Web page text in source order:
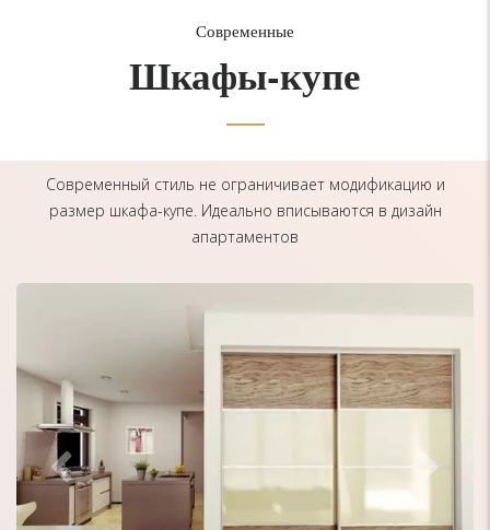
Современные
Шкафы-купе
Современный стиль не ограничивает модификацию и
размер шкафа-купе. Идеально вписываются в дизайн
апартаментов